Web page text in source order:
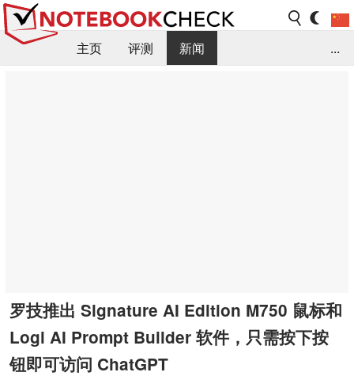
主页 评测
新闻
...
罗技推出 Signature AI Edition M750 鼠标和
Logi AI Prompt Builder 软件，只需按下按
钮即可访问 ChatGPT